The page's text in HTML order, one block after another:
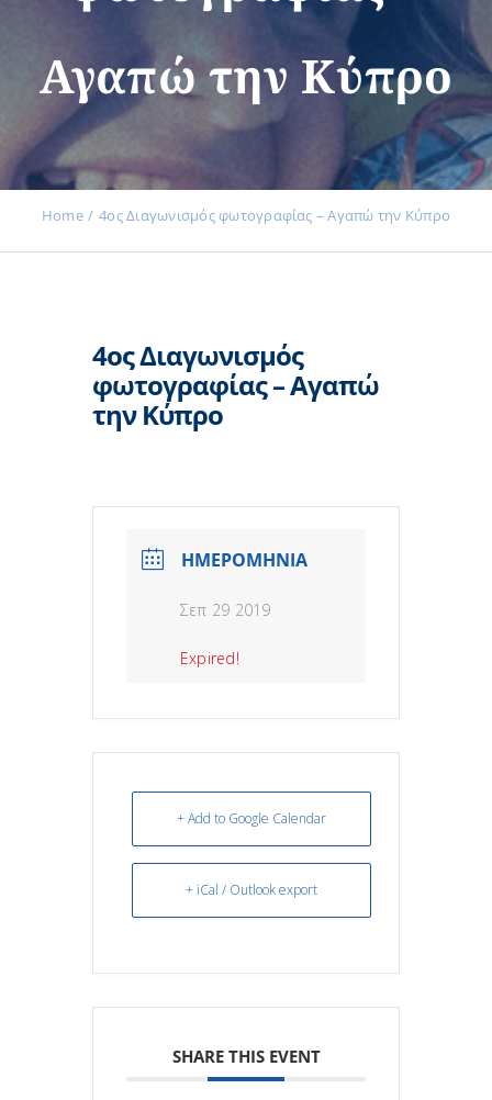
Εκδηλώσεις
Νέα
Επικοινωνία
Αγαπώ την Κύπρο
Home 4ος Διαγωνισμός φωτογραφίας – Αγαπώ την Κύπρο
4ος Διαγωνισμός
φωτογραφίας – Αγαπώ
την Κύπρο
ΗΜΕΡΟΜΗΝΙΑ
Σεπ 29 2019
Expired!
+ Add to Google Calendar
+ iCal / Outlook export
SHARE THIS EVENT